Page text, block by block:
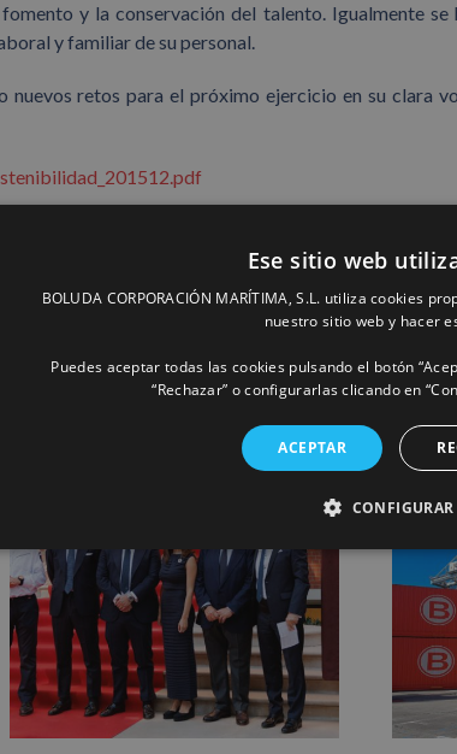
y la conservación del talento. Igualmente se
y familiar de su personal.
retos para el próximo ejercicio en su clara
Ese sitio web
BOLUDA CORPORACIÓN MARÍTIMA, S.L. utiliza cookies
nuestro sitio web y hacer
Puedes aceptar todas las cookies pulsando el botón
“Rechazar” o configurarlas clicando en
ACEPTAR
CONFIGURAR